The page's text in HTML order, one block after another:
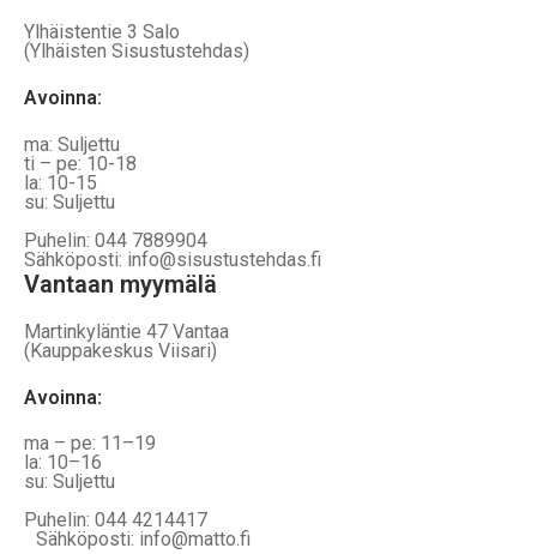
Ylhäistentie 3 Salo
(Ylhäisten Sisustustehdas)
Avoinna:
ma: Suljettu
ti – pe: 10-18
la: 10-15
su: Suljettu
Puhelin: 044 7889904
Sähköposti: info@sisustustehdas.fi
Vantaan myymälä
Martinkyläntie 47 Vantaa
(Kauppakeskus Viisari)
Avoinna:
ma – pe: 11–19
la: 10–16
su: Suljettu
Puhelin: 044 4214417
Sähköposti: info@matto.fi